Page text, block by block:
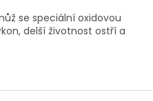
nůž se speciální oxidovou
delší životnost ostří a